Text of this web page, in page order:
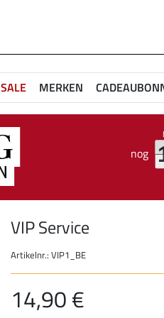
SALE MERKEN
nog
VIP Service
Artikelnr.: VIP1_BE
14,90 €